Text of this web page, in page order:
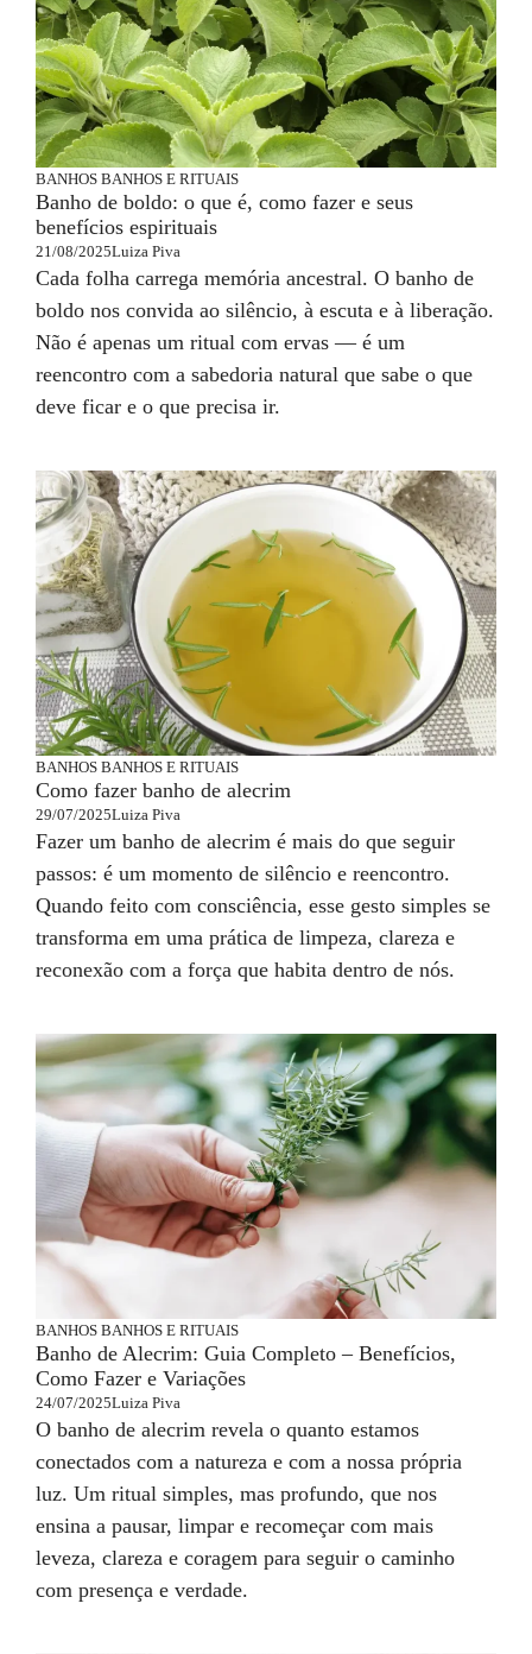
BANHOS BANHOS E RITUAIS
Banho de boldo: o que é, como fazer e seus
benefícios espirituais
21/08/2025Luiza Piva
Cada folha carrega memória ancestral. O banho de
boldo nos convida ao silêncio, à escuta e à liberação.
Não é apenas um ritual com ervas — é um
reencontro com a sabedoria natural que sabe o que
deve ficar e o que precisa ir.
BANHOS BANHOS E RITUAIS
Como fazer banho de alecrim
29/07/2025Luiza Piva
Fazer um banho de alecrim é mais do que seguir
passos: é um momento de silêncio e reencontro.
Quando feito com consciência, esse gesto simples se
transforma em uma prática de limpeza, clareza e
reconexão com a força que habita dentro de nós.
BANHOS BANHOS E RITUAIS
Banho de Alecrim: Guia Completo – Benefícios,
Como Fazer e Variações
24/07/2025Luiza Piva
O banho de alecrim revela o quanto estamos
conectados com a natureza e com a nossa própria
luz. Um ritual simples, mas profundo, que nos
ensina a pausar, limpar e recomeçar com mais
leveza, clareza e coragem para seguir o caminho
com presença e verdade.